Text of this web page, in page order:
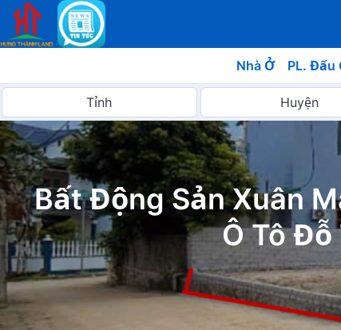
Nhà Ở PL. Đấu
Bất Động Sản Xuân
Ô Tô